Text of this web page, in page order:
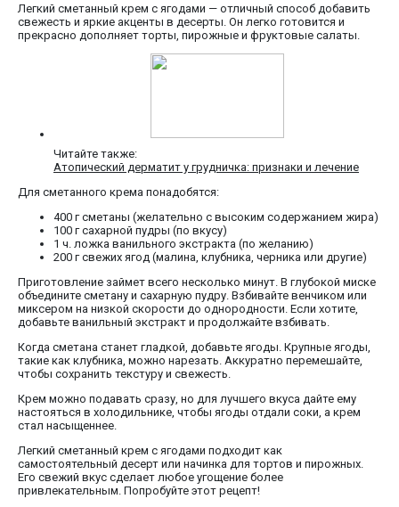
Легкий сметанный крем с ягодами — отличный способ добавить
свежесть и яркие акценты в десерты. Он легко готовится и
прекрасно дополняет торты, пирожные и фруктовые салаты.
Читайте также:
Атопический дерматит у грудничка: признаки и лечение
Для сметанного крема понадобятся:
400 г сметаны (желательно с высоким содержанием жира)
100 г сахарной пудры (по вкусу)
1 ч. ложка ванильного экстракта (по желанию)
200 г свежих ягод (малина, клубника, черника или другие)
Приготовление займет всего несколько минут. В глубокой миске
объедините сметану и сахарную пудру. Взбивайте венчиком или
миксером на низкой скорости до однородности. Если хотите,
добавьте ванильный экстракт и продолжайте взбивать.
Когда сметана станет гладкой, добавьте ягоды. Крупные ягоды,
такие как клубника, можно нарезать. Аккуратно перемешайте,
чтобы сохранить текстуру и свежесть.
Крем можно подавать сразу, но для лучшего вкуса дайте ему
настояться в холодильнике, чтобы ягоды отдали соки, а крем
стал насыщеннее.
Легкий сметанный крем с ягодами подходит как
самостоятельный десерт или начинка для тортов и пирожных.
Его свежий вкус сделает любое угощение более
привлекательным. Попробуйте этот рецепт!